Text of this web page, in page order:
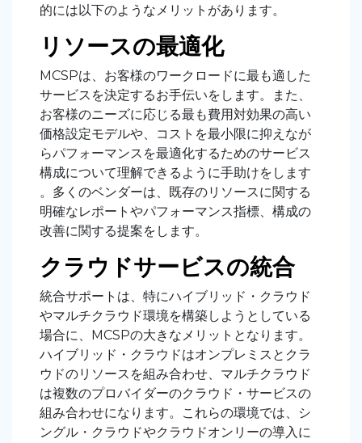
的には以下のようなメリットがあります。
リソースの最適化
MCSPは、お客様のワークロードに最も適した
サービスを決定するお手伝いをします。また、
お客様のニーズに応じる最も費用対効果の高い
価格設定モデルや、コストを最小限に抑えなが
らパフォーマンスを最適化するためのサービス
構成について理解できるように手助けをします
。多くのベンダーは、既存のリソースに関する
明確なレポートやパフォーマンス指標、構成の
改善に関する提案をします。
クラウドサービスの統合
統合サポートは、特にハイブリッド・クラウド
やマルチクラウド環境を構築しようとしている
場合に、MCSPの大きなメリットとなります。
ハイブリッド・クラウドはオンプレミスとクラ
ウドのリソースを組み合わせ、マルチクラウド
は複数のプロバイダーのクラウド・サービスの
組み合わせになります。これらの環境では、シ
ングル・クラウドやクラウドオンリーの導入に